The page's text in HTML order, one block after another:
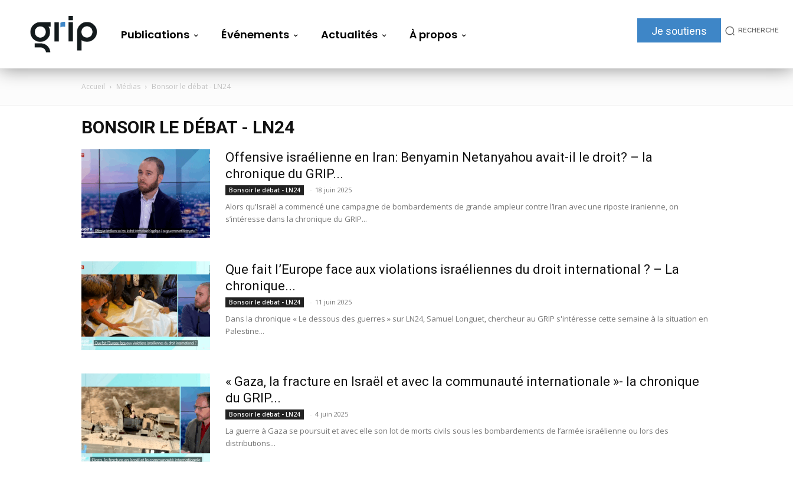
Publications Événements Actualités À propos Je soutiens RECHERCHE
Accueil Médias Bonsoir le débat - LN24
BONSOIR LE DÉBAT - LN24
Offensive israélienne en Iran: Benyamin Netanyahou avait-il le droit? – la
chronique du GRIP...
Bonsoir le débat - LN24 - 18 juin 2025
Alors qu'Israël a commencé une campagne de bombardements de grande ampleur contre l’Iran avec une riposte iranienne, on
s’intéresse dans la chronique du GRIP...
Que fait l’Europe face aux violations israéliennes du droit international ? – La
chronique...
Bonsoir le débat - LN24 - 11 juin 2025
Dans la chronique « Le dessous des guerres » sur LN24, Samuel Longuet, chercheur au GRIP s'intéresse cette semaine à la situation en
Palestine...
« Gaza, la fracture en Israël et avec la communauté internationale »- la chronique
du GRIP...
Bonsoir le débat - LN24 - 4 juin 2025
La guerre à Gaza se poursuit et avec elle son lot de morts civils sous les bombardements de l’armée israélienne ou lors des
distributions...